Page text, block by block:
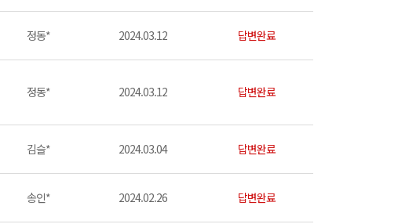
정동* 2024.03.12 답변완료
정동* 2024.03.12 답변완료
김슬* 2024.03.04 답변완료
송인* 2024.02.26 답변완료